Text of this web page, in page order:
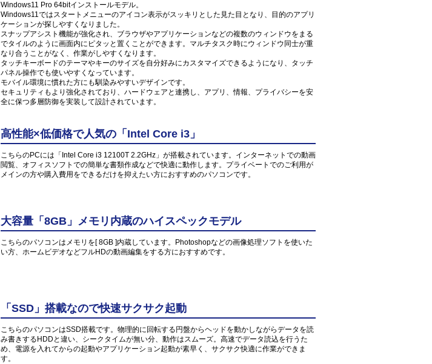
Windows11 Pro 64bitインストールモデル。
Windows11ではスタートメニューのアイコン表示がスッキリとした見た目となり、目的のアプリ
ケーションが探しやすくなりました。
スナップアシスト機能が強化され、ブラウザやアプリケーションなどの複数のウィンドウをまる
でタイルのように画面内にピタッと置くことができます。マルチタスク時にウィンドウ同士が重
なり合うことがなく、作業がしやすくなります。
タッチキーボードのテーマやキーのサイズを自分好みにカスタマイズできるようになり、タッチ
パネル操作でも使いやすくなっています。
モバイル環境に慣れた方にも馴染みやすいデザインです。
セキュリティもより強化されており、ハードウェアと連携し、アプリ、情報、プライバシーを安
全に保つ多層防御を実装して設計されています。
高性能×低価格で人気の「Intel Core i3」
こちらのPCには「Intel Core i3 12100T 2.2GHz」が搭載されています。インターネットでの動画
閲覧、オフィスソフトでの簡単な書類作成などで快適に動作します。プライベートでのご利用が
メインの方や購入費用をできるだけを抑えたい方におすすめのパソコンです。
大容量「8GB」メモリ内蔵のハイスペックモデル
こちらのパソコンはメモリを[ 8GB ]内蔵しています。Photoshopなどの画像処理ソフトを使いた
い方、ホームビデオなどフルHDの動画編集をする方におすすめです。
「SSD」搭載なので快速サクサク起動
こちらのパソコンはSSD搭載です。物理的に回転する円盤からヘッドを動かしながらデータを読
み書きするHDDと違い、シークタイムが無い分、動作はスムーズ。高速でデータ読込を行うた
め、電源を入れてからの起動やアプリケーション起動が素早く、サクサク快適に作業ができま
す。